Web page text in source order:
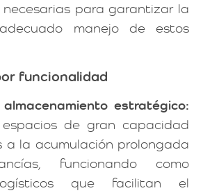
necesarias para garantizar la
manejo de estos
funcionalidad
estratégico:
de gran capacidad
a la acumulación prolongada
funcionando como
que facilitan el